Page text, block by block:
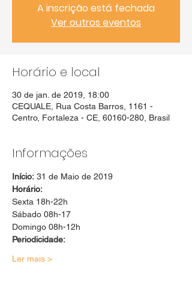
A inscrição está fechada
Ver outros eventos
Horário e local
30 de jan. de 2019, 18:00
CEQUALE, Rua Costa Barros, 1161 -
Centro, Fortaleza - CE, 60160-280, Brasil
Informações
Início: 31 de Maio de 2019
Horário:
Sexta 18h-22h
Sábado 08h-17
Domingo 08h-12h
Ler mais >